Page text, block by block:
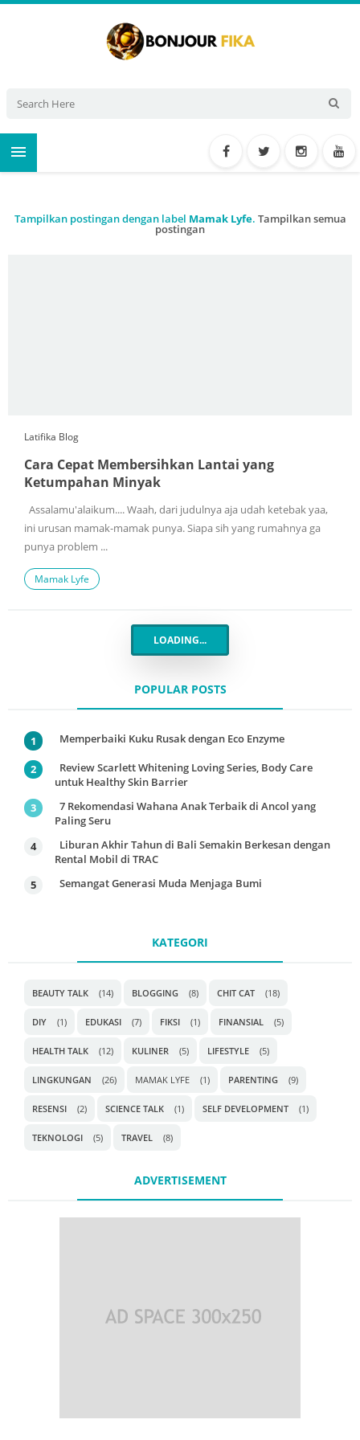

Tampilkan postingan dengan label Mamak Lyfe. Tampilkan semua
postingan
Latifika Blog
Cara Cepat Membersihkan Lantai yang
Ketumpahan Minyak
Assalamu'alaikum.... Waah, dari judulnya aja udah ketebak yaa,
ini urusan mamak-mamak punya. Siapa sih yang rumahnya ga
punya problem ...
Mamak Lyfe
LOADING...
POPULAR POSTS
Memperbaiki Kuku Rusak dengan Eco Enzyme
Review Scarlett Whitening Loving Series, Body Care
untuk Healthy Skin Barrier
7 Rekomendasi Wahana Anak Terbaik di Ancol yang
Paling Seru
Liburan Akhir Tahun di Bali Semakin Berkesan dengan
Rental Mobil di TRAC
Semangat Generasi Muda Menjaga Bumi
KATEGORI
BEAUTY TALK (14) BLOGGING (8) CHIT CAT (18)
DIY (1) EDUKASI (7) FIKSI (1) FINANSIAL (5)
HEALTH TALK (12) KULINER (5) LIFESTYLE (5)
LINGKUNGAN (26) MAMAK LYFE (1) PARENTING (9)
RESENSI (2) SCIENCE TALK (1) SELF DEVELOPMENT (1)
TEKNOLOGI (5) TRAVEL (8)
ADVERTISEMENT